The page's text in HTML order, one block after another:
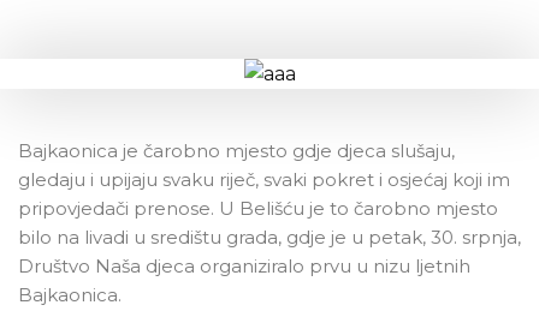
Bajkaonica je čarobno mjesto gdje djeca slušaju,
gledaju i upijaju svaku riječ, svaki pokret i osjećaj koji im
pripovjedači prenose. U Belišću je to čarobno mjesto
bilo na livadi u središtu grada, gdje je u petak, 30. srpnja,
Društvo Naša djeca organiziralo prvu u nizu ljetnih
Bajkaonica.